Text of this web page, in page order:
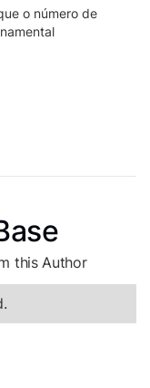
o número de
this Author